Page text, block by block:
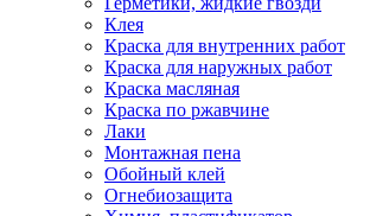
Клея
Краска для внутренних работ
Краска для наружных работ
Краска масляная
Краска по ржавчине
Лаки
Монтажная пена
Обойный клей
Огнебиозащита